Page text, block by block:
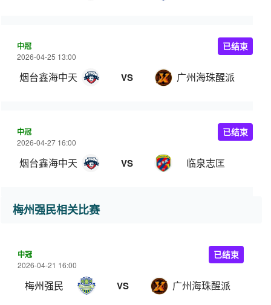
中冠
2026-04-25 13:00
烟台鑫海中天 VS 广州海珠醒派
已结束
中冠
2026-04-27 16:00
烟台鑫海中天 VS 临泉志匡
已结束
梅州强民相关比赛
中冠
2026-04-21 16:00
梅州强民 VS 广州海珠醒派
已结束